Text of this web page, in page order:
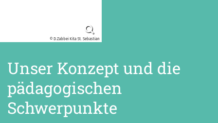
© D.Zabbei Kita St. Sebastian
Unser Konzept und die
pädagogischen
Schwerpunkte